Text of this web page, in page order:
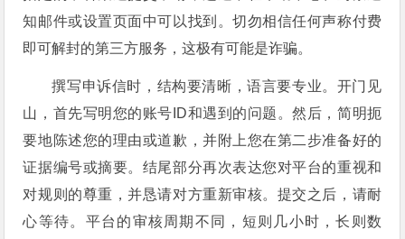
知邮件或设置页面中可以找到。切勿相信任何声称付费
即可解封的第三方服务，这极有可能是诈骗。
撰写申诉信时，结构要清晰，语言要专业。开门见
山，首先写明您的账号ID和遇到的问题。然后，简明扼
要地陈述您的理由或道歉，并附上您在第二步准备好的
证据编号或摘要。结尾部分再次表达您对平台的重视和
对规则的尊重，并恳请对方重新审核。提交之后，请耐
心等待。平台的审核周期不同，短则几小时，长则数